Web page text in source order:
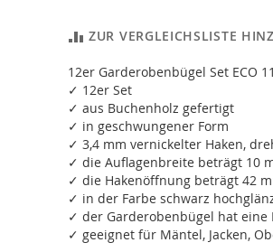
ZUR VERGLEICHSLISTE
12er Garderobenbügel Set ECO
✓ 12er Set
✓ aus Buchenholz gefertigt
✓ in geschwungener Form
✓ 3,4 mm vernickelter Haken,
✓ die Auflagenbreite beträgt 10
✓ die Hakenöffnung beträgt 42
✓ in der Farbe schwarz
✓ der Garderobenbügel hat eine
✓ geeignet für Mäntel, Jacken,